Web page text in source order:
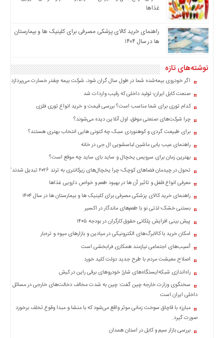
چند
رسانه
نمونه
غذاها
راهنمای خرید کالای پزشکی مصرفی برای کلینیک ها و بیمارستان
ها در سال ۱۴۰۴
نوشته‌های تازه
اگر خودروی بیمه‌شده شما در طول سال گران شود، شرکت بیمه چقدر خسارت می‌پردازد؟
صنعت کابل ایران؛ تولید داخلی که رقیب واردات شد
کدام توری برای شما مناسب است؟ بررسی قیمت و خرید انواع توری فلزی
چرا شرکت‌های صنعتی موفق، اول آنلاین دیده می‌شوند؟
برای طبیعت گردی و کوهنوردی سبک چه کتونی هایی انتخاب بهتری هستند؟
راهنمای عیب یابی ماشین لباسشویی ال جی در خانه
بهترین زمان برای سرویس یخچال و ساید بای ساید چه موقع است؟
تحول در چیدمان فضاهای کوچک؛ چرا یخچال‌های زیرکانتری به ترند ۲۰۲۶ تبدیل شدند؟
معرفی انواع فلفل و تاثیر آن ‌ها در بهبود طعم و خواص دارویی غذاها
راهنمای خرید کالای پزشکی مصرفی برای کلینیک ها و بیمارستان ها در سال ۱۴۰۴
بستنی خشک؛ لذتی نو با طعم‌های ماندگار در اکسیر
پیش بینی افزایش پلکانی حقوق کارگران در بودجه ۱۴۰۵
امکان خرید با کالابرگ‌های الکترونیکی در میادین و بازارهای میوه و تره‌بار
آسیب‌های اجتماعی نیازمند همکاری فرابخشی است
اصلاح معیشت مردم با طرح جدید دولت کلید خورد
راه‌اندازی شبکه‌ایستگاه‌های شارژ خودروهای برقی راین در کیش
سخنگوی وزارت خارجه چین گفت: چین به شدت مخالف دخالت‌های خارجی در مسائل
داخلی ایران است
مبارزه با قاچاق سوخت زمانی موثر واقع می‌شود که با منشا و مبدا وقوع تخلف برخورد
صورت گیرد.
بررسی بازار سیم و کابل در استان همدان